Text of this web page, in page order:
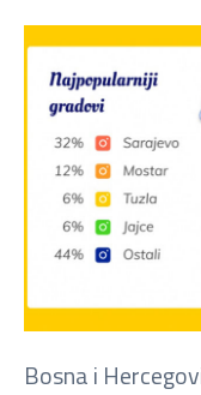
Bosna i